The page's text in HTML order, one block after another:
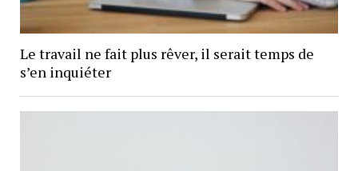
Le travail ne fait plus rêver, il serait temps de
s’en inquiéter